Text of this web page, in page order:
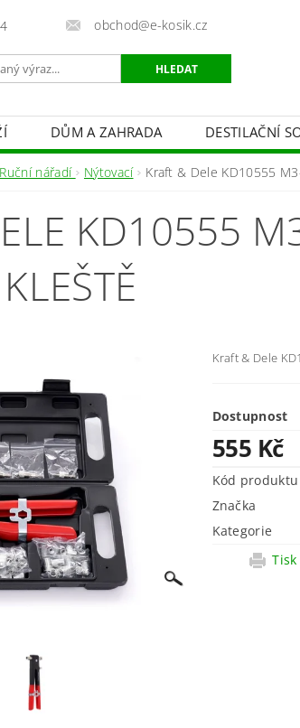
obchod@e-kosik.cz
DŮM A ZAHRADA DESTILAČNÍ
OSVĚTLENÍ
STUDIOVÁ
Ruční nářadí Nýtovací Kraft & Dele KD10555
KD10555
Kraft & Dele
Dostupnost
555 Kč
Kód produktu
Značka
Kategorie
Tisk